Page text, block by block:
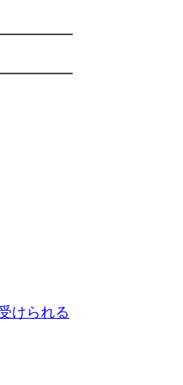
けられる